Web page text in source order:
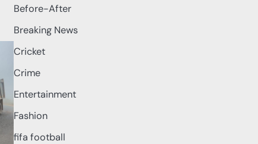
Before-After
Breaking News
Cricket
Crime
Entertainment
Fashion
fifa football